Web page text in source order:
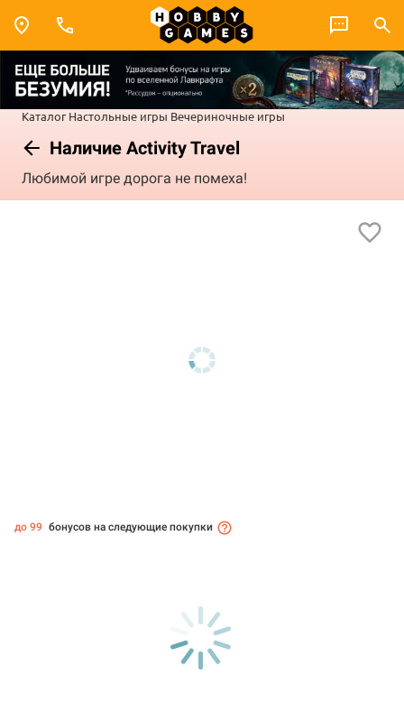
Каталог Настольные игры Вечериночные игры
Наличие Activity Travel
Любимой игре дорога не помеха!
до 99 бонусов на следующие покупки